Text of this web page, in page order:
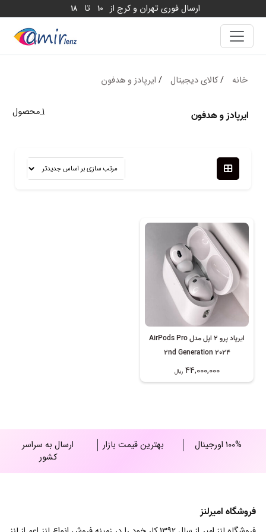
ارسال فوری تهران و کرج از 10 تا 18
خانه /کالای دیجیتال / ایرپادز و هدفون
ایرپادز و هدفون 1محصول
ایرپاد پرو 2 اپل مدل AirPods Pro
2nd Generation 2024
44,000,000 ریال
100% اورجینال بهترین قیمت بازار
ارسال به سراسر
کشور
فروشگاه امیرلنز